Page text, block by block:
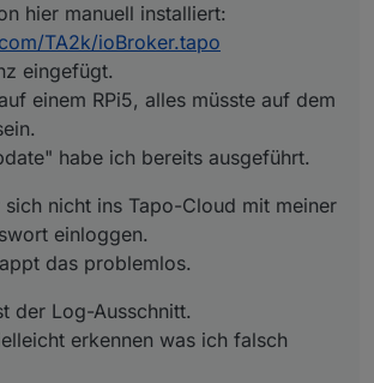
es liegt am "Login failed using cached
konnte ich keine Abhilfe finden.
Gruß
13:05:46.616 info Start first Update
23 13:05:36.615 info Wait for connections for
devices
13:05:36.614 warn Login failed using
list
13:05:36.416 info Found MFA Process
MFA in the instance settings
hier manuell installiert:
TA2k/ioBroker.tapo
eingefügt.
einem RPi5, alles müsste auf dem
habe ich bereits ausgeführt.
sich nicht ins Tapo-Cloud mit meiner
einloggen.
das problemlos.
der Log-Ausschnitt.
erkennen was ich falsch